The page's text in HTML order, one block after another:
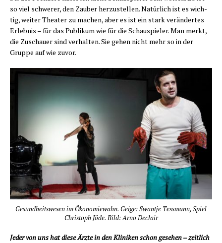
so viel schwe­rer, den Zau­ber her­zu­stel­len. Natür­lich ist es wich­
tig, wei­ter Thea­ter zu machen, aber es ist ein stark ver­än­der­tes
Erleb­nis – für das Publi­kum wie für die Schau­spie­ler. Man merkt,
die Zuschau­er sind ver­hal­ten. Sie gehen nicht mehr so in der
Grup­pe auf wie zuvor.
Gesund­heits­we­sen im Öko­no­mie­wahn. Gei­ge: Swant­je Tess­mann, Spiel
Chris­toph Jöde. Bild: Arno Declair
Jeder von uns hat die­se Ärz­te in den Kli­ni­ken schon gese­hen – zeit­lich